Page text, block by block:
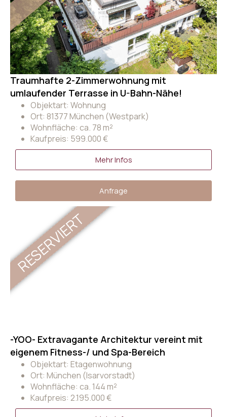
Traumhafte 2-Zimmerwohnung mit
umlaufender Terrasse in U-Bahn-Nähe!
Objektart: Wohnung
Ort: 81377 München (Westpark)
Wohnfläche: ca. 78 m²
Kaufpreis: 599.000 €
Mehr Infos
Anfrage
RESERVIERT
-YOO- Extravagante Architektur vereint mit
eigenem Fitness-/ und Spa-Bereich
Objektart: Etagenwohnung
Ort: München (Isarvorstadt)
Wohnfläche: ca. 144 m²
Kaufpreis: 2.195.000 €